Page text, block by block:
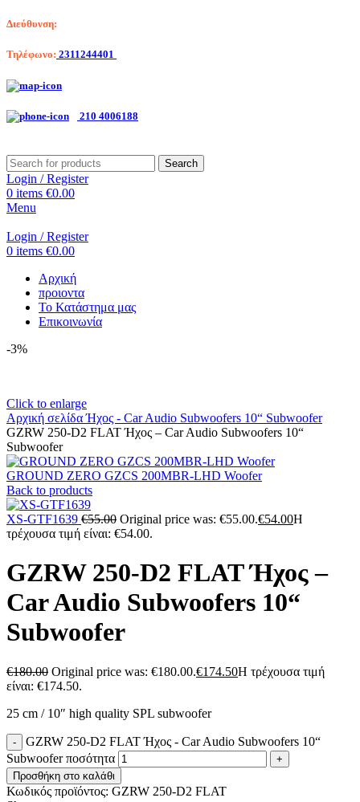
Διεύθυνση:
Τηλέφωνο: 2311244401
210 4006188
Search
Login / Register
0 items €0.00
Menu
Login / Register
0 items €0.00
Αρχική
προιοντα
Το Κατάστημα μας
Επικοινωνία
-3%
Click to enlarge
Αρχική σελίδαΉχος - Car Audio Subwoofers 10“ Subwoofer
GZRW 250-D2 FLAT Ήχος – Car Audio Subwoofers 10“
Subwoofer
GROUND ZERO GZCS 200MBR-LHD Woofer
Back to products
XS-GTF1639 €55.00 Original price was: €55.00.€54.00Η
τρέχουσα τιμή είναι: €54.00.
GZRW 250-D2 FLAT Ήχος –
Car Audio Subwoofers 10“
Subwoofer
€180.00 Original price was: €180.00.€174.50Η τρέχουσα τιμή
είναι: €174.50.
25 cm / 10″ high quality SPL subwoofer
GZRW 250-D2 FLAT Ήχος - Car Audio Subwoofers 10“
Subwoofer ποσότητα
Προσθήκη στο καλάθι
Κωδικός προϊόντος: GZRW 250-D2 FLAT